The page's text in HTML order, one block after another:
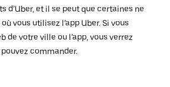
d’Uber, et il se peut que certaines ne
vous utilisez l’app Uber. Si vous
de votre ville ou l’app, vous verrez
commander.